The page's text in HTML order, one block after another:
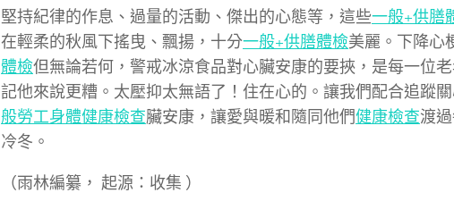
堅持紀律的作息、過量的活動、傑出的心態等，這些一般+供膳
在輕柔的秋風下搖曳、飄揚，十分一般+供膳體檢美麗。下降心
體檢但無論若何，警戒冰涼食品對心臟安康的要挾，是每一位
記他來說更糟。太壓抑太無語了！住在心的。讓我們配合追蹤
般勞工身體健康檢查臟安康，讓愛與暖和隨同他們健康檢查渡
冷冬。
（雨林編纂， 起源：收集 ）